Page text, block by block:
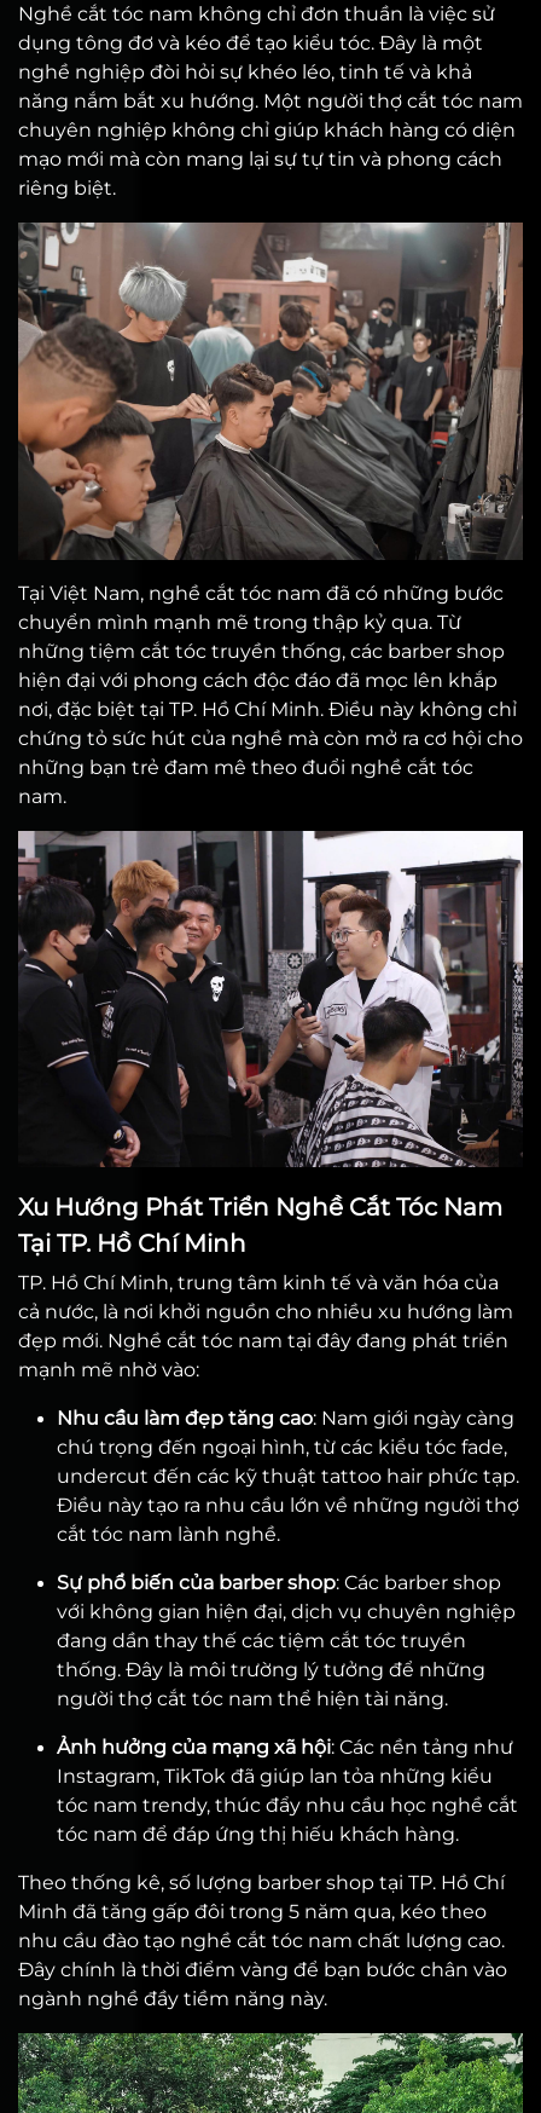
Nghề cắt tóc nam không chỉ đơn thuần là việc sử
dụng tông đơ và kéo để tạo kiểu tóc. Đây là một
nghề nghiệp đòi hỏi sự khéo léo, tinh tế và khả
năng nắm bắt xu hướng. Một người thợ cắt tóc nam
chuyên nghiệp không chỉ giúp khách hàng có diện
mạo mới mà còn mang lại sự tự tin và phong cách
riêng biệt.
Tại Việt Nam, nghề cắt tóc nam đã có những bước
chuyển mình mạnh mẽ trong thập kỷ qua. Từ
những tiệm cắt tóc truyền thống, các barber shop
hiện đại với phong cách độc đáo đã mọc lên khắp
nơi, đặc biệt tại TP. Hồ Chí Minh. Điều này không chỉ
chứng tỏ sức hút của nghề mà còn mở ra cơ hội cho
những bạn trẻ đam mê theo đuổi nghề cắt tóc
nam.
Xu Hướng Phát Triển Nghề Cắt Tóc Nam
Tại TP. Hồ Chí Minh
TP. Hồ Chí Minh, trung tâm kinh tế và văn hóa của
cả nước, là nơi khởi nguồn cho nhiều xu hướng làm
đẹp mới. Nghề cắt tóc nam tại đây đang phát triển
mạnh mẽ nhờ vào:
Nhu cầu làm đẹp tăng cao: Nam giới ngày càng
chú trọng đến ngoại hình, từ các kiểu tóc fade,
undercut đến các kỹ thuật tattoo hair phức tạp.
Điều này tạo ra nhu cầu lớn về những người thợ
cắt tóc nam lành nghề.
Sự phổ biến của barber shop: Các barber shop
với không gian hiện đại, dịch vụ chuyên nghiệp
đang dần thay thế các tiệm cắt tóc truyền
thống. Đây là môi trường lý tưởng để những
người thợ cắt tóc nam thể hiện tài năng.
Ảnh hưởng của mạng xã hội: Các nền tảng như
Instagram, TikTok đã giúp lan tỏa những kiểu
tóc nam trendy, thúc đẩy nhu cầu học nghề cắt
tóc nam để đáp ứng thị hiếu khách hàng.
Theo thống kê, số lượng barber shop tại TP. Hồ Chí
Minh đã tăng gấp đôi trong 5 năm qua, kéo theo
nhu cầu đào tạo nghề cắt tóc nam chất lượng cao.
Đây chính là thời điểm vàng để bạn bước chân vào
ngành nghề đầy tiềm năng này.